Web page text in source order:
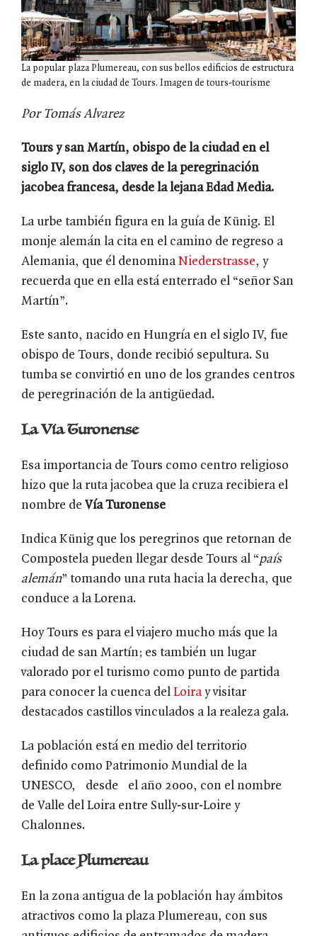
La popular plaza Plumereau, con sus bellos edificios de estructura
de madera, en la ciudad de Tours. Imagen de tours-tourisme
Por Tomás Alvarez
Tours y san Martín, obispo de la ciudad en el
siglo IV, son dos claves de la peregrinación
jacobea francesa, desde la lejana Edad Media.
La urbe también figura en la guía de Künig. El
monje alemán la cita en el camino de regreso a
Alemania, que él denomina Niederstrasse, y
recuerda que en ella está enterrado el “señor San
Martín”.
Este santo, nacido en Hungría en el siglo IV, fue
obispo de Tours, donde recibió sepultura. Su
tumba se convirtió en uno de los grandes centros
de peregrinación de la antigüedad.
La Vía Turonense
Esa importancia de Tours como centro religioso
hizo que la ruta jacobea que la cruza recibiera el
nombre de Vía Turonense
Indica Künig que los peregrinos que retornan de
Compostela pueden llegar desde Tours al “país
alemán” tomando una ruta hacia la derecha, que
conduce a la Lorena.
Hoy Tours es para el viajero mucho más que la
ciudad de san Martín; es también un lugar
valorado por el turismo como punto de partida
para conocer la cuenca del Loira y visitar
destacados castillos vinculados a la realeza gala.
La población está en medio del territorio
definido como Patrimonio Mundial de la
UNESCO, desde el año 2000, con el nombre
de Valle del Loira entre Sully-sur-Loire y
Chalonnes.
La place Plumereau
En la zona antigua de la población hay ámbitos
atractivos como la plaza Plumereau, con sus